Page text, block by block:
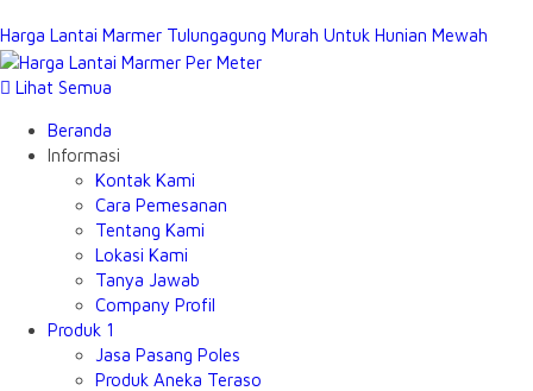
Harga Lantai Marmer Tulungagung Murah Untuk Hunian Mewah
Lihat Semua
Beranda
Informasi
Kontak Kami
Cara Pemesanan
Tentang Kami
Lokasi Kami
Tanya Jawab
Company Profil
Produk 1
Jasa Pasang Poles
Produk Aneka Teraso